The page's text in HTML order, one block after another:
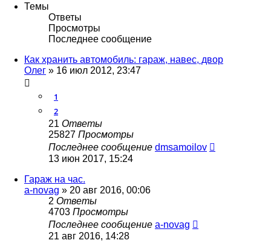
Темы
Ответы
Просмотры
Последнее сообщение
Как хранить автомобиль: гараж, навес, двор
Олег » 16 июл 2012, 23:47
1
2
21 Ответы
25827 Просмотры
Последнее сообщение dmsamoilov
13 июн 2017, 15:24
Гараж на час.
a-novag » 20 авг 2016, 00:06
2 Ответы
4703 Просмотры
Последнее сообщение a-novag
21 авг 2016, 14:28